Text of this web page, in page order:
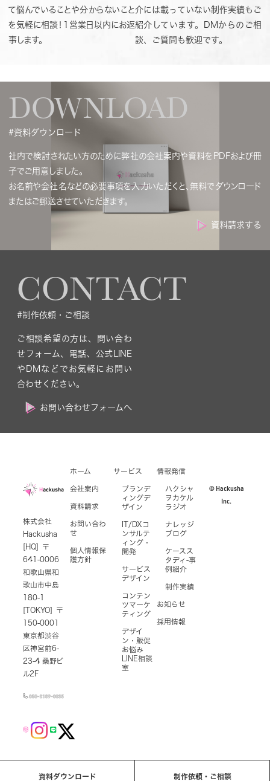
資料ダウンロード 制作依頼・ご相談
て悩んでいることや分からないこと
を気軽に相談！1営業日以内にお返
事します。
介には載っていない制作実績もご
紹介しています。DMからのご相
談、ご質問も歓迎です。
DOWNLOAD
#資料ダウンロード
社内で検討されたい方のために弊社の会社案内や資料をPDFおよび冊
子でご用意しました。
お名前や会社名などの必要事項を入力いただくと、無料でダウンロード
またはご郵送させていただきます。
資料請求する
CONTACT
#制作依頼・ご相談
ご相談希望の方は、問い合わ
せフォーム、電話、公式LINE
やDMなどでお気軽にお問い
合わせください。
お問い合わせフォームへ
株式会社
Hackusha
[HQ] 〒
641-0006
和歌山県和
歌山市中島
180-1
[TOKYO] 〒
150-0001
東京都渋谷
区神宮前6-
23-4 桑野ビ
ル2F
ホーム
会社案内
資料請求
お問い合わ
せ
個人情報保
護方針
サービス
ブランデ
ィングデ
ザイン
IT/DXコ
ンサルテ
ィング・
開発
サービス
デザイン
コンテン
ツマーケ
ティング
デザイ
ン・販促
お悩み
LINE相談
室
情報発信
ハクシャ
ヲカケル
ラジオ
ナレッジ
ブログ
ケースス
タディ-事
例紹介
制作実績
お知らせ
採用情報
© Hackusha
Inc.